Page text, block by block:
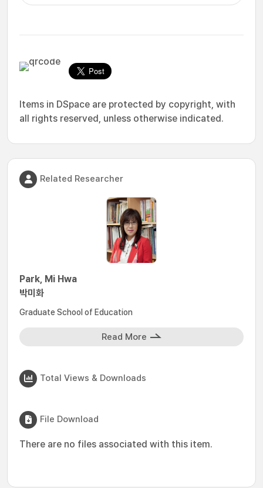
Items in DSpace are protected by copyright, with
all rights reserved, unless otherwise indicated.
Related Researcher
Park, Mi Hwa
박미화
Graduate School of Education
Read More
Total Views & Downloads
File Download
There are no files associated with this item.